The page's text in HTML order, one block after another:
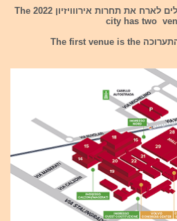
בעיר קיימים 2 אולמות אשר יכולים לארח את תחרות אירווויזיון 2022 The
city has two
האולם הראשון נמצא במגרשי התערוכה The first venue is the